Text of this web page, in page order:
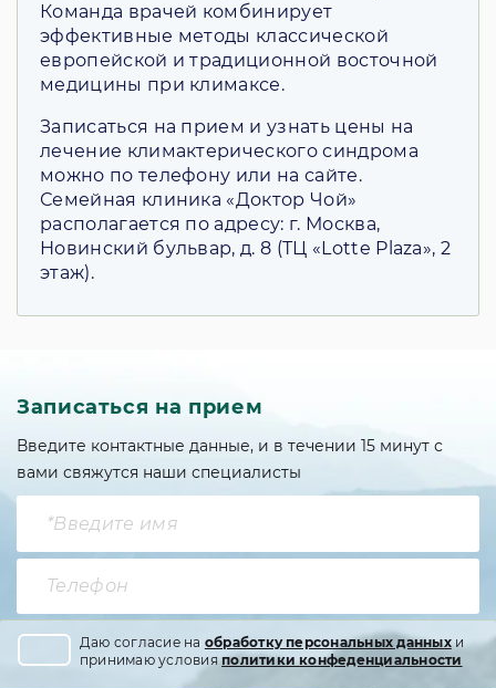
Команда врачей комбинирует
эффективные методы классической
европейской и традиционной восточной
медицины при климаксе.
Записаться на прием и узнать цены на
лечение климактерического синдрома
можно по телефону или на сайте.
Семейная клиника «Доктор Чой»
располагается по адресу: г. Москва,
Новинский бульвар, д. 8 (ТЦ «Lotte Plaza», 2
этаж).
Записаться на прием
Введите контактные данные, и в течении 15 минут с
вами свяжутся наши специалисты
Даю согласие на обработку персональных данныхи
принимаю условияполитики конфеденциальности